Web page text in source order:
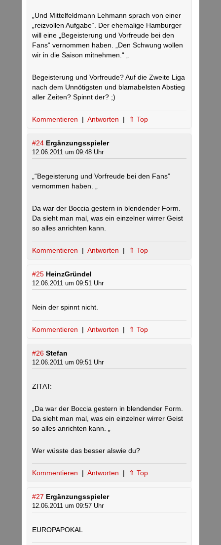
„Und Mittelfeldmann Lehmann sprach von einer
„reizvollen Aufgabe“. Der ehemalige Hamburger
will eine „Begeisterung und Vorfreude bei den
Fans“ vernommen haben. „Den Schwung wollen
wir in die Saison mitnehmen.“ „
Begeisterung und Vorfreude? Auf die Zweite Liga
nach dem Unnötigsten und blamabelsten Abstieg
aller Zeiten? Spinnt der? ;)
Kommentieren | Antworten | ⇑ Top
#24 Ergänzungsspieler
12.06.2011 um 09:48 Uhr
„“Begeisterung und Vorfreude bei den Fans”
vernommen haben. „
Da war der Boccia gestern in blendender Form.
Da sieht man mal, was ein einzelner wirrer Geist
so alles anrichten kann.
Kommentieren | Antworten | ⇑ Top
#25 HeinzGründel
12.06.2011 um 09:51 Uhr
Nein der spinnt nicht.
Kommentieren | Antworten | ⇑ Top
#26 Stefan
12.06.2011 um 09:51 Uhr
ZITAT:
„Da war der Boccia gestern in blendender Form.
Da sieht man mal, was ein einzelner wirrer Geist
so alles anrichten kann. „
Wer wüsste das besser alswie du?
Kommentieren | Antworten | ⇑ Top
#27 Ergänzungsspieler
12.06.2011 um 09:57 Uhr
EUROPAPOKAL